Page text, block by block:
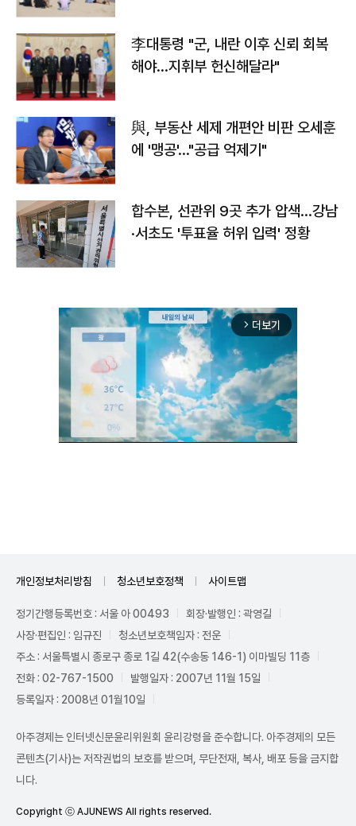
李대통령 "군, 내란 이후 신뢰 회복
해야…지휘부 헌신해달라"
與, 부동산 세제 개편안 비판 오세훈
에 '맹공'…"공급 억제기"
합수본, 선관위 9곳 추가 압색…강남
·서초도 '투표율 허위 입력' 정황
arrow_forward_ios 더보기
개인정보처리방침 청소년보호정책 사이트맵
정기간행등록번호 : 서울 아 00493
회장·발행인 : 곽영길
사장·편집인 : 임규진
청소년보호책임자 : 전운
주소 : 서울특별시 종로구 종로 1길 42(수송동 146-1) 이마빌딩 11층
전화 : 02-767-1500
발행일자 : 2007년 11월 15일
등록일자 : 2008년 01월10일
아주경제는 인터넷신문윤리위원회 윤리강령을 준수합니다. 아주경제의 모든
콘텐츠(기사)는 저작권법의 보호를 받으며, 무단전재, 복사, 배포 등을 금지합
니다.
Copyright ⓒ AJUNEWS All rights reserved.